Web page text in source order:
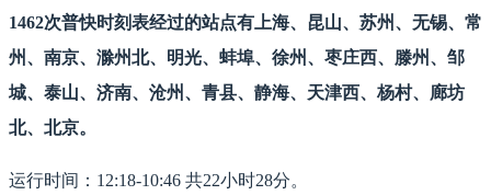
1462次普快时刻表经过的站点有上海、昆山、苏州、无锡、常
州、南京、滁州北、明光、蚌埠、徐州、枣庄西、滕州、邹
城、泰山、济南、沧州、青县、静海、天津西、杨村、廊坊
北、北京。
运行时间：12:18-10:46 共22小时28分。